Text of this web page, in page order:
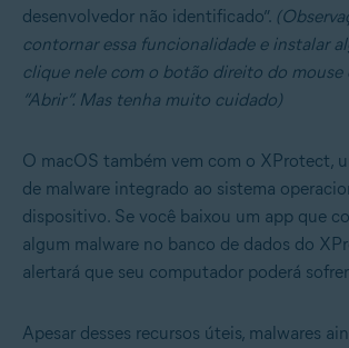
desenvolvedor não identificado”.
contornar essa funcionalidade e instalar
clique nele com o botão direito do mouse
“Abrir”. Mas tenha muito cuidado)
O macOS também vem com o XProtect,
de malware integrado ao sistema
dispositivo. Se você baixou um app que
algum malware no banco de dados do
alertará que seu computador poderá
Apesar desses recursos úteis, malwares